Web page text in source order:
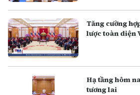
Tăng cường
lược toàn diện
Hạ tầng hôm
tương lai